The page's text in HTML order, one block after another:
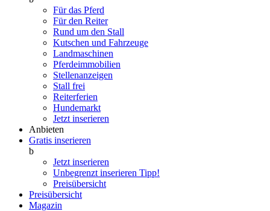
Für das Pferd
Für den Reiter
Rund um den Stall
Kutschen und Fahrzeuge
Landmaschinen
Pferdeimmobilien
Stellenanzeigen
Stall frei
Reiterferien
Hundemarkt
Jetzt inserieren
Anbieten
Gratis inserieren
b
Jetzt inserieren
Unbegrenzt inserieren Tipp!
Preisübersicht
Preisübersicht
Magazin